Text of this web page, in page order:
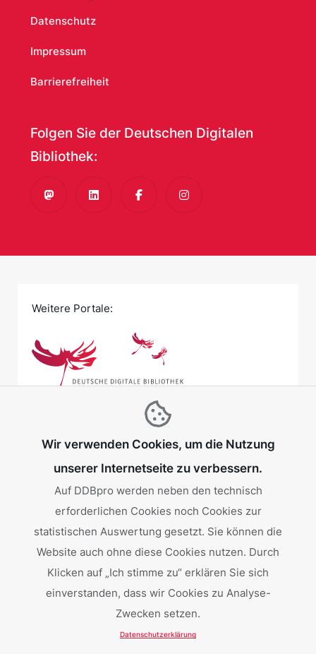
Wir verwenden Cookies, um die Nutzung
unserer Internetseite zu verbessern.
Auf DDBpro werden neben den technisch
erforderlichen Cookies noch Cookies zur
statistischen Auswertung gesetzt. Sie können die
Website auch ohne diese Cookies nutzen. Durch
Klicken auf „Ich stimme zu“ erklären Sie sich
einverstanden, dass wir Cookies zu Analyse-
Zwecken setzen.
Datenschutzerklärung
Datenschutz
Impressum
Barrierefreiheit
Folgen Sie der Deutschen Digitalen
Bibliothek:
MastodonLinkedInFacebookInstagram
Weitere Portale:
Gefördert von: